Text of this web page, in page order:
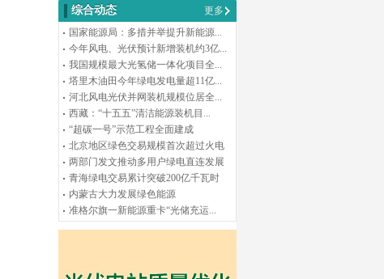
综合动态
更多
国家能源局：多措并举提升新能源...
今年风电、光伏预计新增装机约3亿...
我国规模最大光氢储一体化项目全...
塔里木油田今年绿电发电量超11亿...
河北风电光伏并网装机规模位居全...
西藏：“十五五”清洁能源装机目...
“超碳一号”示范工程全面建成
北京地区绿色交易规模首次超过火电
两部门发文推动多用户绿电直连发展
青海绿电交易累计突破200亿千瓦时
内蒙古大力发展绿色能源
准格尔旗一新能源重卡“光储充运...